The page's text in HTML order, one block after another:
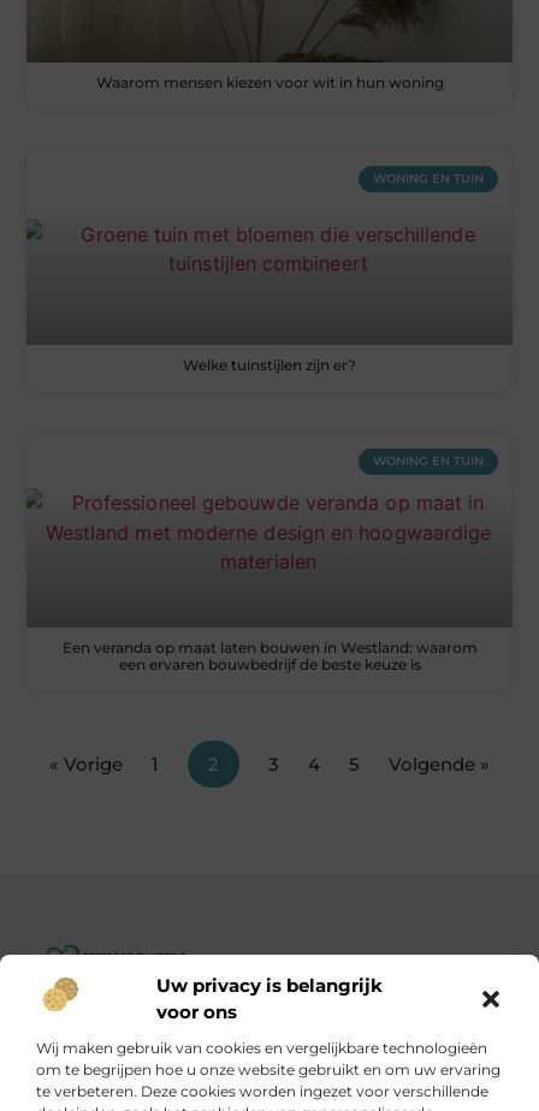
Uw privacy is belangrijk
voor ons
Wij maken gebruik van cookies en vergelijkbare technologieën
om te begrijpen hoe u onze website gebruikt en om uw ervaring
te verbeteren. Deze cookies worden ingezet voor verschillende
Waarom mensen kiezen voor wit in hun woning
WONING EN TUIN
Welke tuinstijlen zijn er?
WONING EN TUIN
Een veranda op maat laten bouwen in Westland: waarom
een ervaren bouwbedrijf de beste keuze is
« Vorige 1 2 3 4 5 Volgende »
Goededoelenwereld.nl – Verhalen die inspireren, impact die
Ontdek een diverse verzameling blogs en artikelen over
initiatieven die de wereld een stukje beter maken.